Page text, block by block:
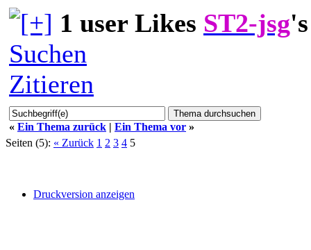
1 user Likes ST2-jsg
Suchen
Zitieren
« Ein Thema zurück | Ein Thema vor »
Seiten (5): « Zurück 1 2 3 4 5
Druckversion anzeigen